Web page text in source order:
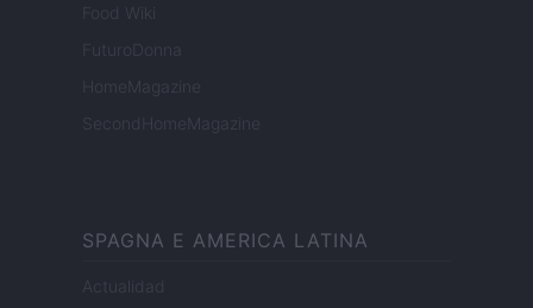
Food Wiki
FuturoDonna
HomeMagazine
SecondHomeMagazine
SPAGNA E AMERICA LATINA
Actualidad